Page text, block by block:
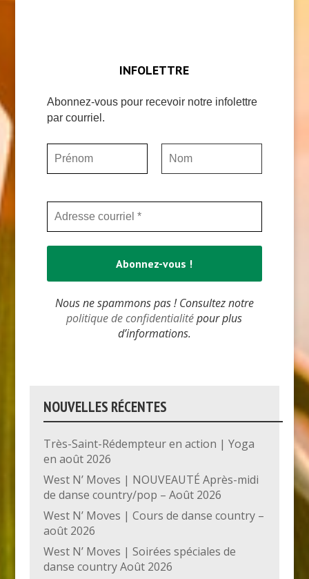
INFOLETTRE
Abonnez-vous pour recevoir notre infolettre
par courriel.
Nous ne spammons pas ! Consultez notre
politique de confidentialitépour plus
d’informations.
NOUVELLES RÉCENTES
Très-Saint-Rédempteur en action | Yoga
en août 2026
West N’ Moves | NOUVEAUTÉ Après-midi
de danse country/pop – Août 2026
West N’ Moves | Cours de danse country –
août 2026
West N’ Moves | Soirées spéciales de
danse country Août 2026